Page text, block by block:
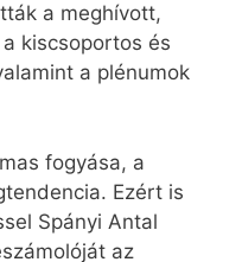
a meghívott,
kiscsoportos és
a plénumok
fogyása, a
Ezért is
Spányi Antal
az